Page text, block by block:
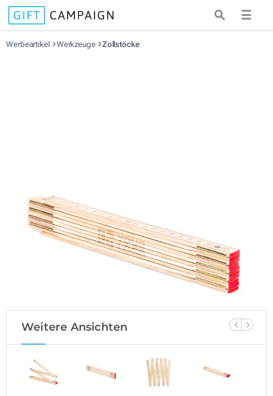
☰
Werbeartikel Werkzeuge Zollstöcke
Weitere Ansichten